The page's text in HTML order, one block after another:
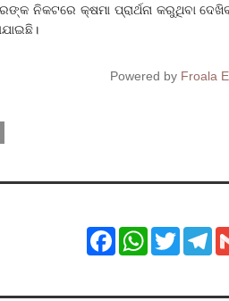
ନିକଟରେ କ୍ଷମା ପ୍ରାର୍ଥନା କରୁଥିବା
Powered by Froala
FacebookWhatsApp
Twitter